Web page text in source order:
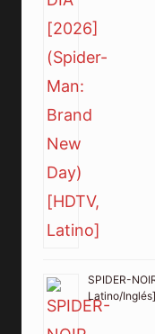
SPIDER-
Latino/Inglés]